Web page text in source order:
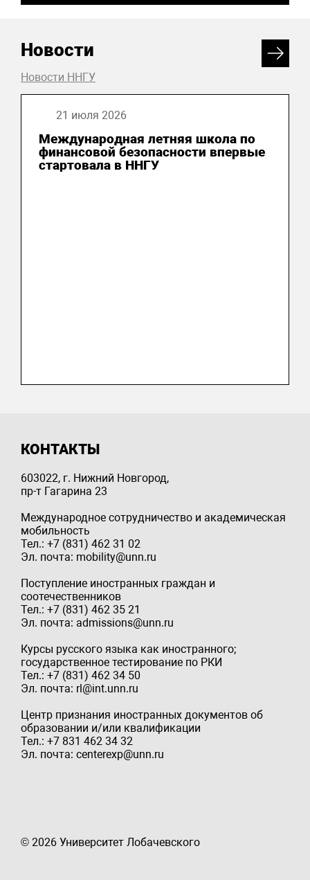
Новости
Новости ННГУ
21 июля 2026
Международная летняя школа по
финансовой безопасности впервые
стартовала в ННГУ
КОНТАКТЫ
603022, г. Нижний Новгород,
пр-т Гагарина 23
Международное сотрудничество и академическая
мобильность
Тел.: +7 (831) 462 31 02
Эл. почта: mobility@unn.ru
Поступление иностранных граждан и
соотечественников
Тел.: +7 (831) 462 35 21
Эл. почта: admissions@unn.ru
Курсы русского языка как иностранного;
государственное тестирование по РКИ
Тел.: +7 (831) 462 34 50
Эл. почта: rl@int.unn.ru
Центр признания иностранных документов об
образовании и/или квалификации
Тел.: +7 831 462 34 32
Эл. почта: centerexp@unn.ru
© 2026 Университет Лобачевского